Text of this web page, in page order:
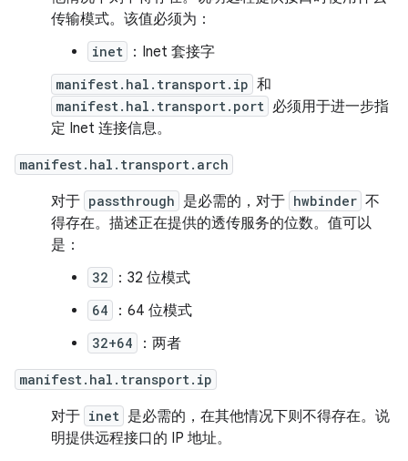
传输模式。该值必须为：
inet ：Inet 套接字
manifest.hal.transport.ip 和
manifest.hal.transport.port 必须用于进一步指
定 Inet 连接信息。
manifest.hal.transport.arch
对于 passthrough 是必需的，对于 hwbinder 不
得存在。描述正在提供的透传服务的位数。值可以
是：
32 ：32 位模式
64 ：64 位模式
32+64 ：两者
manifest.hal.transport.ip
对于 inet 是必需的，在其他情况下则不得存在。说
明提供远程接口的 IP 地址。